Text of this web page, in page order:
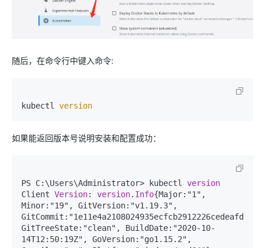
随后，在命令行中键入命令:
kubectl version
如果能返回版本号说明安装和配置成功：
PS C:\Users\Administrator> kubectl version
Client Version: version. Info{Major:"1",
Minor:"19", GitVersion:"v1.19.3",
GitTreeState:"clean", BuildDate:"2020-10-
14T12:50:19Z", GoVersion:"go1.15.2",